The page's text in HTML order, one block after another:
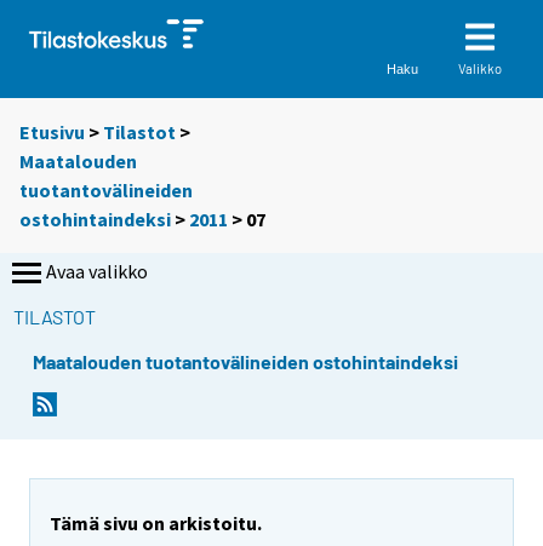
Haku Valikko
Etusivu > Tilastot >
Maatalouden
tuotantovälineiden
ostohintaindeksi > 2011 > 07
Avaa valikko
TILASTOT
Maatalouden tuotantovälineiden ostohintaindeksi
Tämä sivu on arkistoitu.